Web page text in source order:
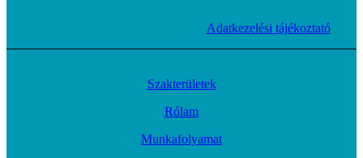
Adatkezelési tájékoztató
Szakterületek
Rólam
Munkafolyamat